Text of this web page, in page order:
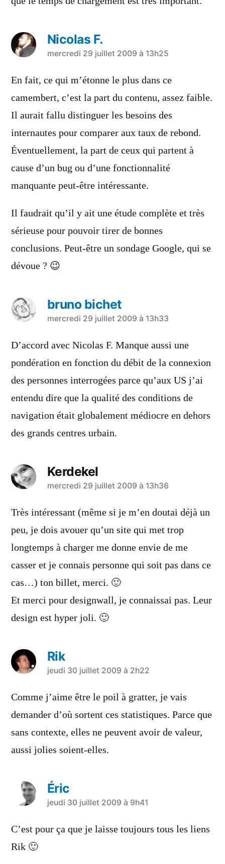
Nicolas F.
a
dit :
mercredi 29 juillet 2009 à 13h25
En fait, ce qui m’étonne le plus dans ce
camembert, c’est la part du contenu, assez faible.
Il aurait fallu distinguer les besoins des
internautes pour comparer aux taux de rebond.
Éventuellement, la part de ceux qui partent à
cause d’un bug ou d’une fonctionnalité
manquante peut-être intéressante.
Il faudrait qu’il y ait une étude complète et très
sérieuse pour pouvoir tirer de bonnes
conclusions. Peut-être un sondage Google, qui se
dévoue ? 😉
bruno bichet
a
dit :
mercredi 29 juillet 2009 à 13h33
D’accord avec Nicolas F. Manque aussi une
pondération en fonction du débit de la connexion
des personnes interrogées parce qu’aux US j’ai
entendu dire que la qualité des conditions de
navigation était globalement médiocre en dehors
des grands centres urbain.
Kerdekel
a
mercredi 29 juillet 2009 à 13h36
Très intéressant (même si je m’en doutai déjà un
peu, je dois avouer qu’un site qui met trop
longtemps à charger me donne envie de me
casser et je connais personne qui soit pas dans ce
cas…) ton billet, merci. 🙂
Et merci pour designwall, je connaissai pas. Leur
design est hyper joli. 🙂
Rik
a
dit :
jeudi 30 juillet 2009 à 2h22
Comme j’aime être le poil à gratter, je vais
demander d’où sortent ces statistiques. Parce que
sans contexte, elles ne peuvent avoir de valeur,
aussi jolies soient-elles.
Éric
a
jeudi 30 juillet 2009 à 9h41
C’est pour ça que je laisse toujours tous les liens
Rik 🙂